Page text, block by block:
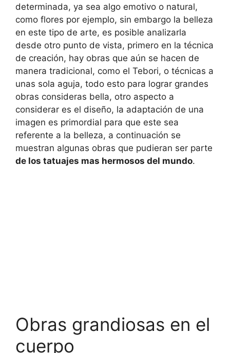
determinada, ya sea algo emotivo o natural,
como flores por ejemplo, sin embargo la belleza
en este tipo de arte, es posible analizarla
desde otro punto de vista, primero en la técnica
de creación, hay obras que aún se hacen de
manera tradicional, como el Tebori, o técnicas a
unas sola aguja, todo esto para lograr grandes
obras consideras bella, otro aspecto a
considerar es el diseño, la adaptación de una
imagen es primordial para que este sea
referente a la belleza, a continuación se
muestran algunas obras que pudieran ser parte
de los tatuajes mas hermosos del mundo.
Obras grandiosas en el
cuerpo